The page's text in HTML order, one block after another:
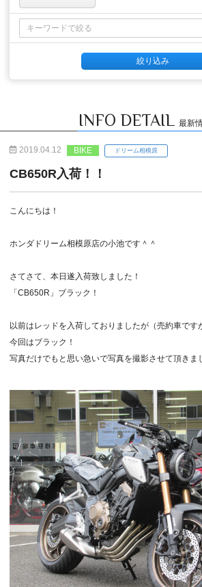
INFO DETAIL 最新
2019.04.12 BIKE ドリーム相模原
CB650R入荷！！
こんにちは！
ホンダドリーム相模原店の小池です＾＾
さてさて、本日遂入荷致しました！
「CB650R」ブラック！
以前はレッドを入荷しておりましたが（売約車です
今回はブラック！
写真だけでもと思い急いで写真を撮影させて頂きま